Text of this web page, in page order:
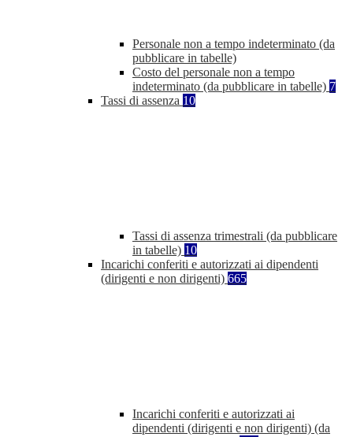
Personale non a tempo indeterminato (da
pubblicare in tabelle)
Costo del personale non a tempo
indeterminato (da pubblicare in tabelle) 7
Tassi di assenza 10
Tassi di assenza trimestrali (da pubblicare
in tabelle) 10
Incarichi conferiti e autorizzati ai dipendenti
(dirigenti e non dirigenti) 665
Incarichi conferiti e autorizzati ai
dipendenti (dirigenti e non dirigenti) (da